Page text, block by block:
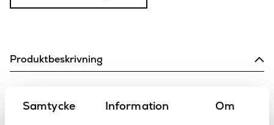
Samtycke Information Om
Produktbeskrivning
i slutet av 1920-talet som en lyxkollektion av dåtidens